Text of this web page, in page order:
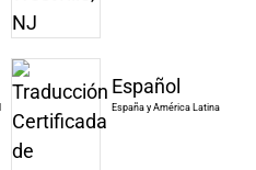
Español
España y América Latina